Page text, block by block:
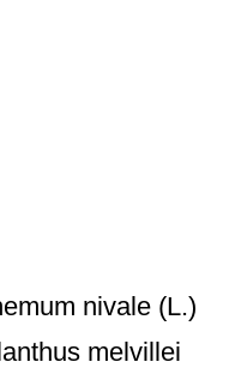
nivale (L.)
melvillei